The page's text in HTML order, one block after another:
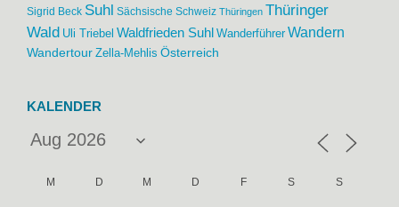
Sigrid Beck Suhl Sächsische Schweiz Thüringen Thüringer
Wald Uli Triebel Waldfrieden Suhl Wanderführer Wandern
Wandertour Zella-Mehlis Österreich
KALENDER
M D M D F S S